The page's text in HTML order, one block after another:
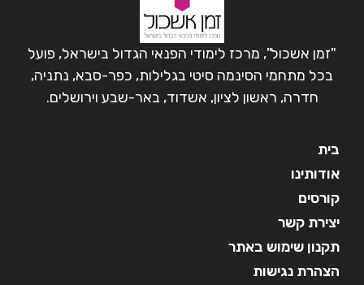
"זמן אשכול", מרכז לימודי הפנאי הגדול בישראל, פועל
בכל מתחמי הסינמה סיטי בגלילות, כפר-סבא, נתניה,
חדרה, ראשון לציון, אשדוד, באר-שבע וירושלים.
בית
אודותינו
קורסים
יצירת קשר
תקנון שימוש באתר
הצהרת נגישות